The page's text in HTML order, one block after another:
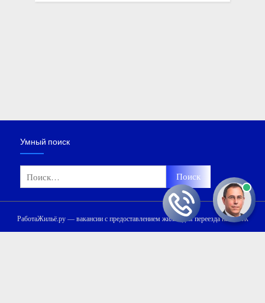
Умный поиск
РаботаЖильё.ру — вакансии с предоставлением жилья для переезда на ПМЖ